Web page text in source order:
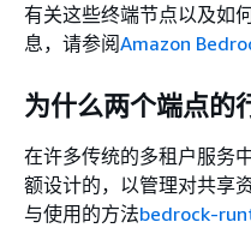
有关这些终端节点以及如
息，请参阅Amazon
为什么两个端点的
在许多传统的多租户服务
额设计的，以管理对共享
与使用的方法bedrock-